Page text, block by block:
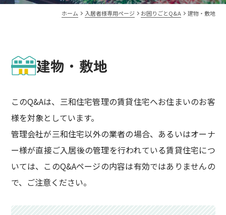
ホーム 入居者様専用ページ お困りごとQ&A 建物・敷地
建物・敷地
このQ&Aは、三和住宅管理の賃貸住宅へお住まいのお客
様を対象としています。
管理会社が三和住宅以外の業者の場合、あるいはオーナ
ー様が直接ご入居後の管理を行われている賃貸住宅につ
いては、このQ&Aページの内容は有効ではありませんの
で、ご注意ください。